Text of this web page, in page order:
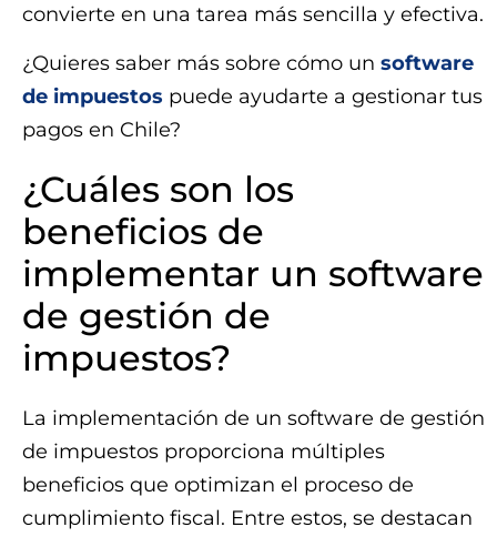
convierte en una tarea más sencilla y efectiva.
¿Quieres saber más sobre cómo un software
de impuestos puede ayudarte a gestionar tus
pagos en Chile?
¿Cuáles son los
beneficios de
implementar un software
de gestión de
impuestos?
La implementación de un software de gestión
de impuestos proporciona múltiples
beneficios que optimizan el proceso de
cumplimiento fiscal. Entre estos, se destacan